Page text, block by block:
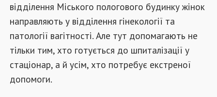
відділення Міського пологового будинку жінок
направляють у відділення гінекології та
патології вагітності. Але тут допомагають не
тільки тим, хто готується до шпиталізації у
стаціонар, а й усім, хто потребує екстреної
допомоги.